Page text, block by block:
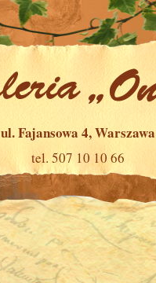
ul. Fajansowa 4, Warszawa
tel. 507 10 10 66